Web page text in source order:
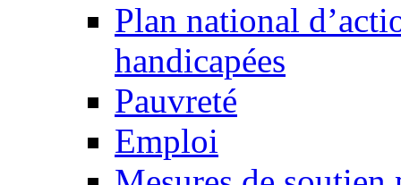
Plan national
handicapées
Pauvreté
Emploi